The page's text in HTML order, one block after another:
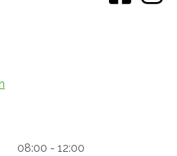
08:00 - 12:00